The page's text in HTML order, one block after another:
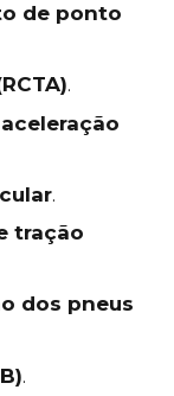
de ponto
.
.
tração
dos pneus
.